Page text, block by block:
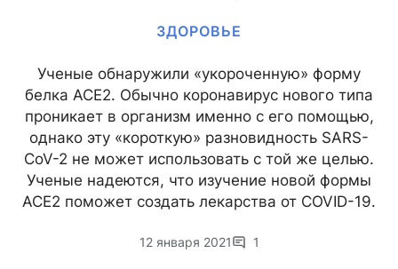
ЗДОРОВЬЕ
Ученые обнаружили «укороченную» форму
белка ACE2. Обычно коронавирус нового типа
проникает в организм именно с его помощью,
однако эту «короткую» разновидность SARS-
CoV-2 не может использовать с той же целью.
Ученые надеются, что изучение новой формы
ACE2 поможет создать лекарства от COVID-19.
12 января 2021 1